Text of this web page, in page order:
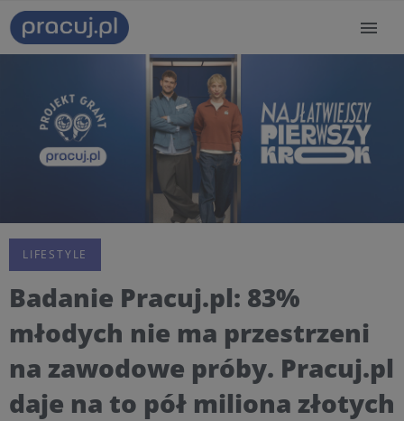
LIFESTYLE
Badanie Pracuj.pl: 83%
młodych nie ma przestrzeni
na zawodowe próby. Pracuj.pl
daje na to pół miliona złotych